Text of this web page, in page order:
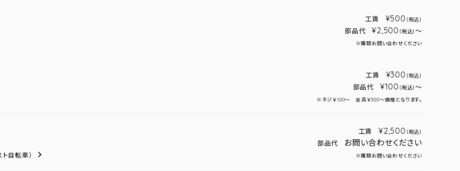
工賃 ¥500 （税込）
部品代 ¥2,500 （税込）～
※種類お問い合わせください
工賃 ¥300 （税込）
部品代 ¥100 （税込）～
※ネジ￥100～ 金具￥300～価格となります。
ト自転車）
工賃 ¥2,500 （税込）
部品代 お問い合わせください
※種類お問い合わせください